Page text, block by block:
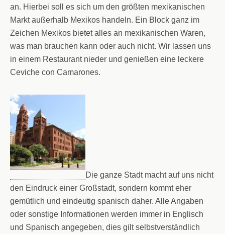
an. Hierbei soll es sich um den größten mexikanischen
Markt außerhalb Mexikos handeln. Ein Block ganz im
Zeichen Mexikos bietet alles an mexikanischen Waren,
was man brauchen kann oder auch nicht. Wir lassen uns
in einem Restaurant nieder und genießen eine leckere
Ceviche con Camarones.
Die ganze Stadt macht auf uns nicht
den Eindruck einer Großstadt, sondern kommt eher
gemütlich und eindeutig spanisch daher. Alle Angaben
oder sonstige Informationen werden immer in Englisch
und Spanisch angegeben, dies gilt selbstverständlich